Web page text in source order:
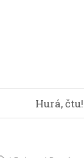
Hurá, čtu!